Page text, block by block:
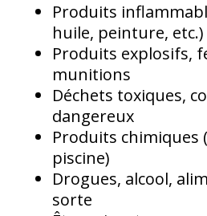
Produits
huile, peinture, etc.)
Produits explosifs,
munitions
Déchets toxiques,
dangereux
Produits chimiques
piscine)
Drogues, alcool,
sorte